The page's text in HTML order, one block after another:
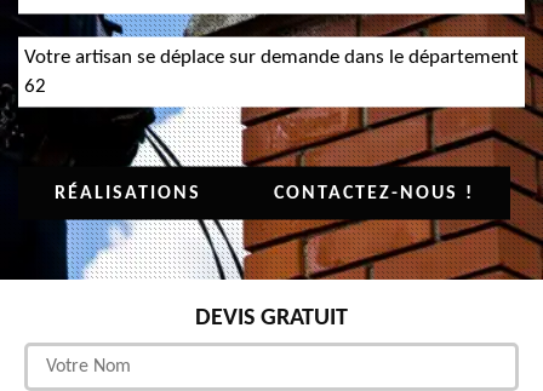
Votre artisan se déplace sur demande dans le département
62
RÉALISATIONS CONTACTEZ-NOUS !
DEVIS GRATUIT